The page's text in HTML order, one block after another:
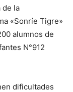
de la
«Sonríe Tigre»
alumnos de
N°912
dificultades